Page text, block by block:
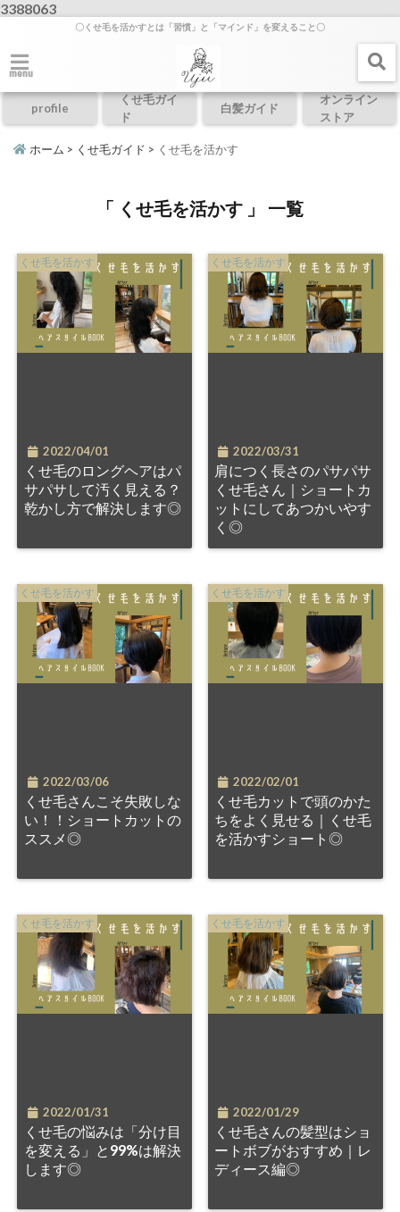
3388063
〇くせ毛を活かすとは「習慣」と「マインド」を変えること〇
menu
profile
くせ毛ガイ
ド
白髪ガイド
オンライン
ストア
ホーム > くせ毛ガイド > くせ毛を活かす
「 くせ毛を活かす 」 一覧
くせ毛を活かす
2022/04/01
くせ毛のロングヘアはパ
サパサして汚く見える？
乾かし方で解決します◎
くせ毛を活かす
2022/03/31
肩につく長さのパサパサ
くせ毛さん｜ショートカ
ットにしてあつかいやす
く◎
くせ毛を活かす
2022/03/06
くせ毛さんこそ失敗しな
い！！ショートカットの
ススメ◎
くせ毛を活かす
2022/02/01
くせ毛カットで頭のかた
ちをよく見せる｜くせ毛
を活かすショート◎
くせ毛を活かす
2022/01/31
くせ毛の悩みは「分け目
を変える」と99%は解決
します◎
くせ毛を活かす
2022/01/29
くせ毛さんの髪型はショ
ートボブがおすすめ｜レ
ディース編◎